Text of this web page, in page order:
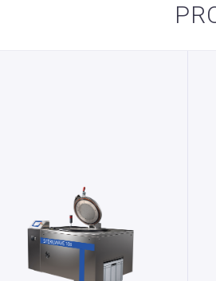
établissements de santé générant de
faibles quantités de déchets, le
Sterilwave 100 est un système de
traitement des DASRI pouvant traiter
jusqu’à 20kg de déchets par heure*.
Ultra-compact, le Sterilwave 100 peut
se décliner dans une version mobile,
par exemple dans un conteneur.